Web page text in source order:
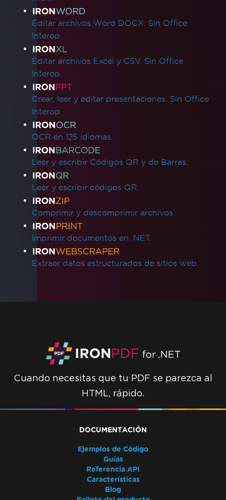
Editar archivos Word DOCX. Sin Office
Interop.
Editar archivos Excel y CSV. Sin Office
Interop.
Crear, leer y editar presentaciones. Sin Office
Interop.
OCR en 125 idiomas.
Leer y escribir Códigos QR y de Barras.
Leer y escribir códigos QR.
Comprimir y descomprimir archivos.
Imprimir documentos en .NET.
Extraer datos estructurados de sitios web.
Cuando necesitas que tu PDF se parezca al
HTML, rápido.
DOCUMENTACIÓN
Ejemplos de Código
Guías
Referencia API
Características
Blog